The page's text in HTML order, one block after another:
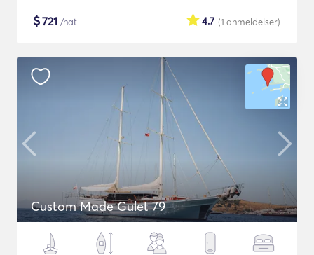
$721 /nat (1 anmeldelser)
4.7
Custom Made Gulet 79